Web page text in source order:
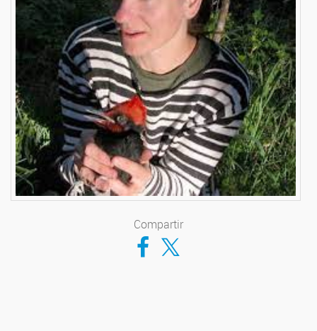
Compartir
Compartir en Facebook
Compartir en Twitter